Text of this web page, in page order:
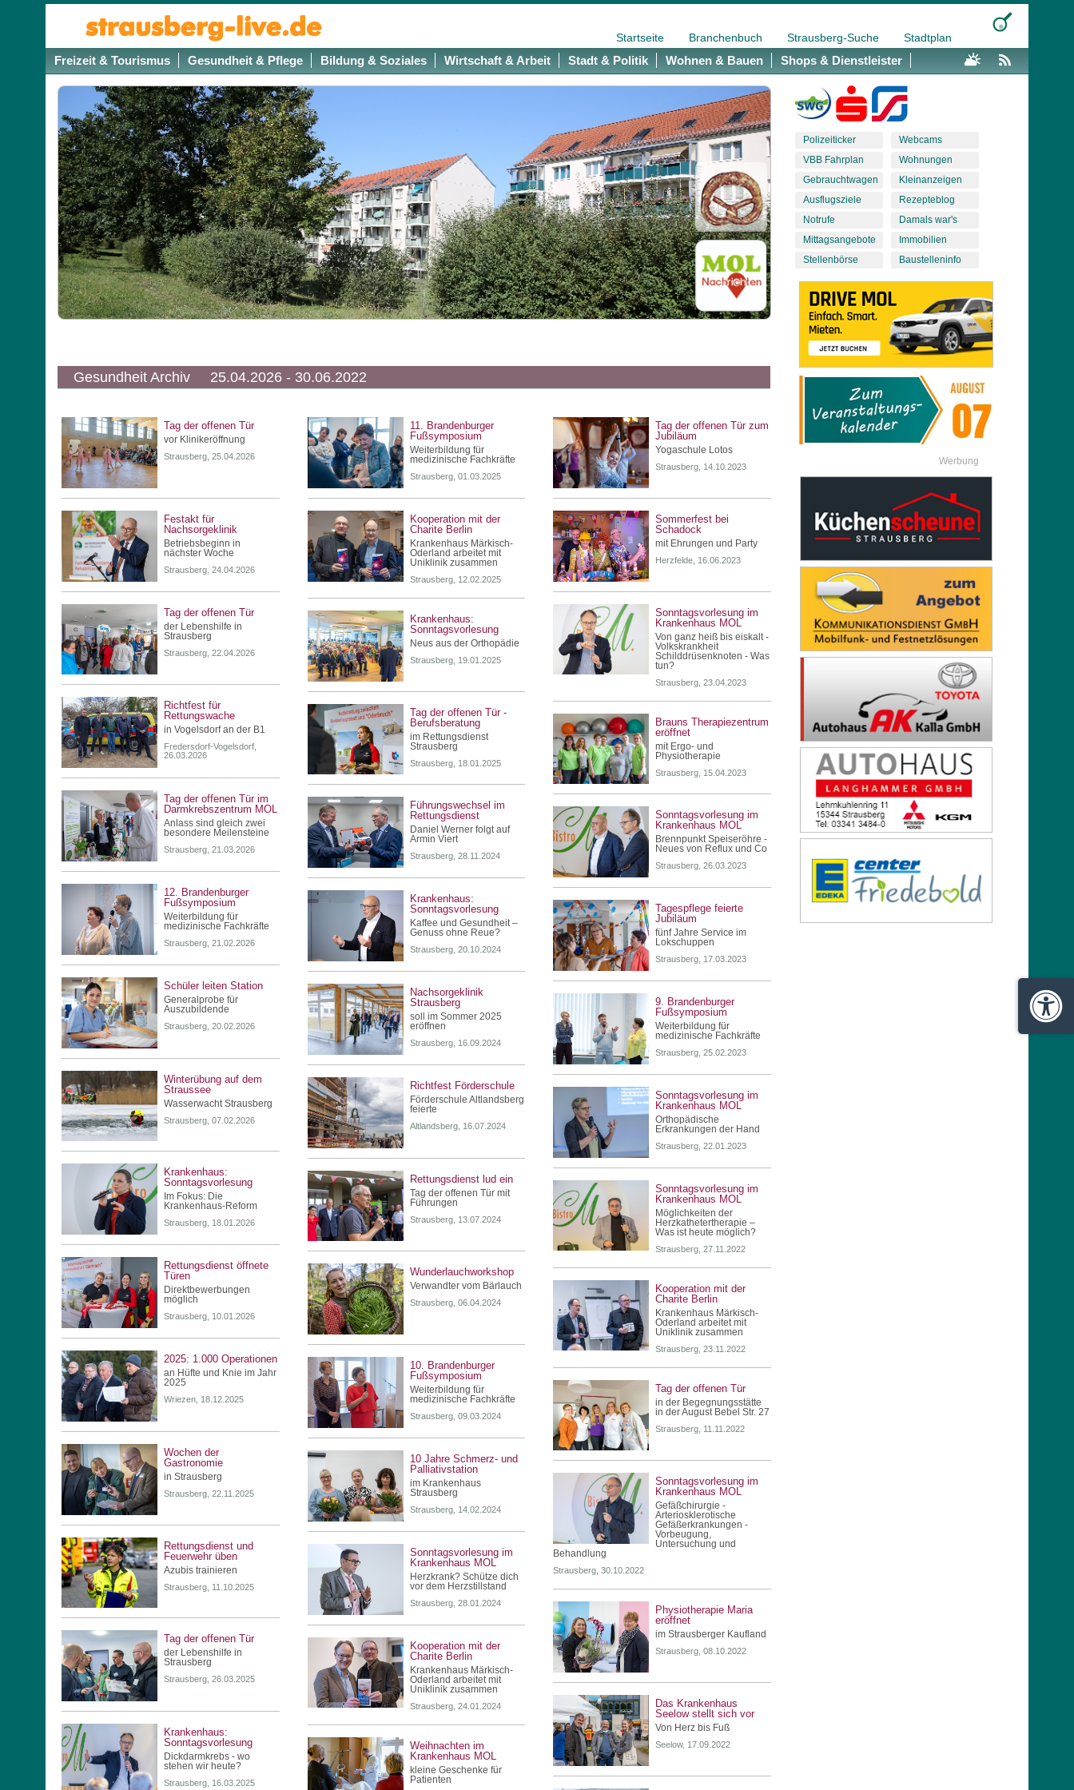
Startseite Branchenbuch Strausberg-Suche Stadtplan
Freizeit & Tourismus Gesundheit & Pflege Bildung & Soziales Wirtschaft & Arbeit Stadt & Politik Wohnen & Bauen Shops & Dienstleister
Polizeiticker
VBB Fahrplan
Gebrauchtwagen
Ausflugsziele
Notrufe
Mittagsangebote
Stellenbörse
Webcams
Wohnungen
Kleinanzeigen
Rezepteblog
Damals war's
Immobilien
Baustelleninfo
Gesundheit Archiv 25.04.2026 - 30.06.2022
Tag der offenen Tür
vor Klinikeröffnung
Strausberg, 25.04.2026
Festakt für
Nachsorgeklinik
Betriebsbeginn in
nächster Woche
Strausberg, 24.04.2026
Tag der offenen Tür
der Lebenshilfe in
Strausberg
Strausberg, 22.04.2026
Richtfest für
Rettungswache
in Vogelsdorf an der B1
Fredersdorf-Vogelsdorf,
26.03.2026
Tag der offenen Tür im
Darmkrebszentrum MOL
Anlass sind gleich zwei
besondere Meilensteine
Strausberg, 21.03.2026
12. Brandenburger
Fußsymposium
Weiterbildung für
medizinische Fachkräfte
Strausberg, 21.02.2026
Schüler leiten Station
Generalprobe für
Auszubildende
Strausberg, 20.02.2026
Winterübung auf dem
Straussee
Wasserwacht Strausberg
Strausberg, 07.02.2026
Krankenhaus:
Sonntagsvorlesung
Im Fokus: Die
Krankenhaus-Reform
Strausberg, 18.01.2026
Rettungsdienst öffnete
Türen
Direktbewerbungen
möglich
Strausberg, 10.01.2026
2025: 1.000 Operationen
an Hüfte und Knie im Jahr
2025
Wriezen, 18.12.2025
Wochen der
Gastronomie
in Strausberg
Strausberg, 22.11.2025
Rettungsdienst und
Feuerwehr üben
Azubis trainieren
Strausberg, 11.10.2025
Tag der offenen Tür
der Lebenshilfe in
Strausberg
Strausberg, 26.03.2025
Krankenhaus:
Sonntagsvorlesung
Dickdarmkrebs - wo
stehen wir heute?
Strausberg, 16.03.2025
11. Brandenburger
Fußsymposium
Weiterbildung für
medizinische Fachkräfte
Strausberg, 01.03.2025
Kooperation mit der
Charite Berlin
Krankenhaus Märkisch-
Oderland arbeitet mit
Uniklinik zusammen
Strausberg, 12.02.2025
Krankenhaus:
Sonntagsvorlesung
Neus aus der Orthopädie
Strausberg, 19.01.2025
Tag der offenen Tür -
Berufsberatung
im Rettungsdienst
Strausberg
Strausberg, 18.01.2025
Führungswechsel im
Rettungsdienst
Daniel Werner folgt auf
Armin Viert
Strausberg, 28.11.2024
Krankenhaus:
Sonntagsvorlesung
Kaffee und Gesundheit –
Genuss ohne Reue?
Strausberg, 20.10.2024
Nachsorgeklinik
Strausberg
soll im Sommer 2025
eröffnen
Strausberg, 16.09.2024
Richtfest Förderschule
Förderschule Altlandsberg
feierte
Altlandsberg, 16.07.2024
Rettungsdienst lud ein
Tag der offenen Tür mit
Führungen
Strausberg, 13.07.2024
Wunderlauchworkshop
Verwandter vom Bärlauch
Strausberg, 06.04.2024
10. Brandenburger
Fußsymposium
Weiterbildung für
medizinische Fachkräfte
Strausberg, 09.03.2024
10 Jahre Schmerz- und
Palliativstation
im Krankenhaus
Strausberg
Strausberg, 14.02.2024
Sonntagsvorlesung im
Krankenhaus MOL
Herzkrank? Schütze dich
vor dem Herzstillstand
Strausberg, 28.01.2024
Kooperation mit der
Charite Berlin
Krankenhaus Märkisch-
Oderland arbeitet mit
Uniklinik zusammen
Strausberg, 24.01.2024
Weihnachten im
Krankenhaus MOL
kleine Geschenke für
Patienten
Tag der offenen Tür zum
Jubiläum
Yogaschule Lotos
Strausberg, 14.10.2023
Sommerfest bei
Schadock
mit Ehrungen und Party
Herzfelde, 16.06.2023
Sonntagsvorlesung im
Krankenhaus MOL
Von ganz heiß bis eiskalt -
Volkskrankheit
Schilddrüsenknoten - Was
tun?
Strausberg, 23.04.2023
Brauns Therapiezentrum
eröffnet
mit Ergo- und
Physiotherapie
Strausberg, 15.04.2023
Sonntagsvorlesung im
Krankenhaus MOL
Brennpunkt Speiseröhre -
Neues von Reflux und Co
Strausberg, 26.03.2023
Tagespflege feierte
Jubiläum
fünf Jahre Service im
Lokschuppen
Strausberg, 17.03.2023
9. Brandenburger
Fußsymposium
Weiterbildung für
medizinische Fachkräfte
Strausberg, 25.02.2023
Sonntagsvorlesung im
Krankenhaus MOL
Orthopädische
Erkrankungen der Hand
Strausberg, 22.01.2023
Sonntagsvorlesung im
Krankenhaus MOL
Möglichkeiten der
Herzkathetertherapie –
Was ist heute möglich?
Strausberg, 27.11.2022
Kooperation mit der
Charite Berlin
Krankenhaus Märkisch-
Oderland arbeitet mit
Uniklinik zusammen
Strausberg, 23.11.2022
Tag der offenen Tür
in der Begegnungsstätte
in der August Bebel Str. 27
Strausberg, 11.11.2022
Sonntagsvorlesung im
Krankenhaus MOL
Gefäßchirurgie -
Arteriosklerotische
Gefäßerkrankungen -
Vorbeugung,
Untersuchung und
Behandlung
Strausberg, 30.10.2022
Physiotherapie Maria
eröffnet
im Strausberger Kaufland
Strausberg, 08.10.2022
Das Krankenhaus
Seelow stellt sich vor
Von Herz bis Fuß
Seelow, 17.09.2022
Werbung